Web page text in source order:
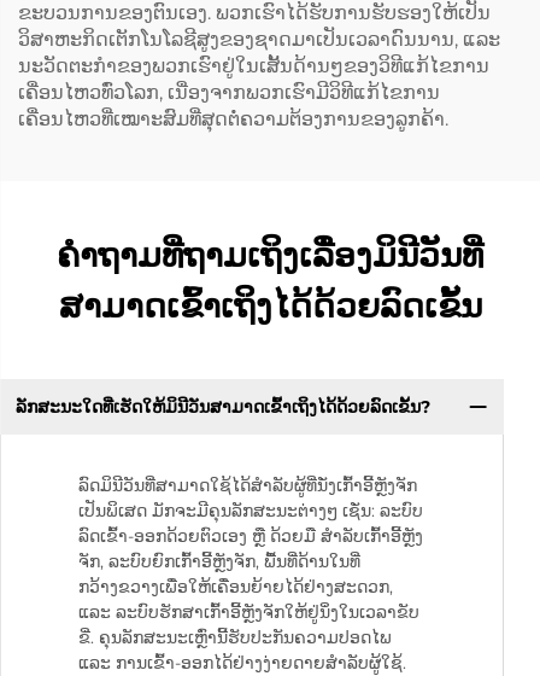
ຂະບວນການຂອງຕົນເອງ. ພວກເຮົາໄດ້ຮັບການຮັບຮອງໃຫ້ເປັນ
ວິສາຫະກິດເຕັກໂນໂລຊີສູງຂອງຊາດມາເປັນເວລາດົນນານ, ແລະ
ນະວັດຕະກຳຂອງພວກເຮົາຢູ່ໃນເສັ້ນດ້ານໆຂອງວິທີແກ້ໄຂການ
ເຄື່ອນໄຫວທົ່ວໂລກ, ເນື່ອງຈາກພວກເຮົາມີວິທີແກ້ໄຂການ
ເຄື່ອນໄຫວທີ່ເໝາະສົມທີ່ສຸດຕໍ່ຄວາມຕ້ອງການຂອງລູກຄ້າ.
ຄຳຖາມທີ່ຖາມເຖິງເລື່ອງມິນີວັນທີ່
ສາມາດເຂົ້າເຖິງໄດ້ດ້ວຍລົດເຂັ້ນ
ລັກສະນະໃດທີ່ເຮັດໃຫ້ມິນີວັນສາມາດເຂົ້າເຖິງໄດ້ດ້ວຍລົດເຂັ້ນ?
ລົດມິນີວັນທີ່ສາມາດໃຊ້ໄດ້ສຳລັບຜູ້ທີ່ນັ່ງເກົ້າອີ້ຫຼັງຈັກ
ເປັນພິເສດ ມັກຈະມີຄຸນລັກສະນະຕ່າງໆ ເຊັ່ນ: ລະບົບ
ລົດເຂົ້າ-ອອກດ້ວຍຕົວເອງ ຫຼື ດ້ວຍມື ສຳລັບເກົ້າອີ້ຫຼັງ
ຈັກ, ລະບົບຍົກເກົ້າອີ້ຫຼັງຈັກ, ພື້ນທີ່ດ້ານໃນທີ່
ກວ້າງຂວາງເພື່ອໃຫ້ເຄື່ອນຍ້າຍໄດ້ຢ່າງສະດວກ,
ແລະ ລະບົບຮັກສາເກົ້າອີ້ຫຼັງຈັກໃຫ້ຢູ່ນິ່ງໃນເວລາຂັບ
ຂີ່. ຄຸນລັກສະນະເຫຼົ່ານີ້ຮັບປະກັນຄວາມປອດໄພ
ແລະ ການເຂົ້າ-ອອກໄດ້ຢ່າງງ່າຍດາຍສຳລັບຜູ້ໃຊ້.